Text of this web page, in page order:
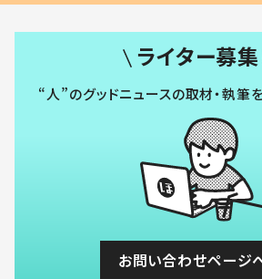
ライター募集
“人”のグッドニュースの取材・執筆
お問い合わせページ